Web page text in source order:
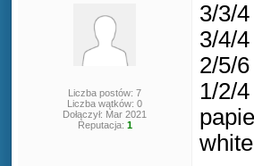
Liczba postów: 7
Liczba wątków: 0
Dołączył: Mar 2021
Reputacja: 1
3/3/4
3/4/4
2/5/6
1/2/4
white